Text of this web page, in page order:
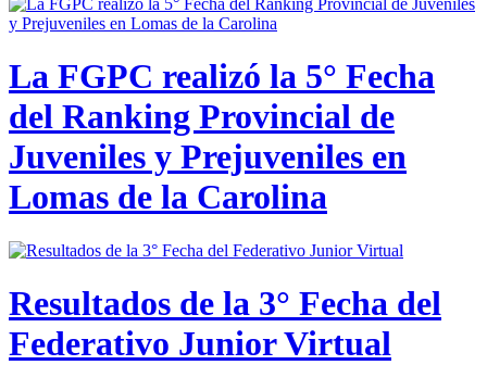
La FGPC realizó la 5° Fecha
del Ranking Provincial de
Juveniles y Prejuveniles en
Lomas de la Carolina
Resultados de la 3° Fecha del
Federativo Junior Virtual